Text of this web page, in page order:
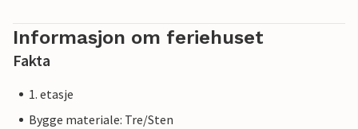
Informasjon om feriehuset
Fakta
1. etasje
Bygge materiale: Tre/Sten